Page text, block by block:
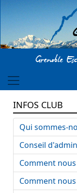
Grenoble
INFOS CLUB
Qui sommes-
Conseil
Comment
Comment